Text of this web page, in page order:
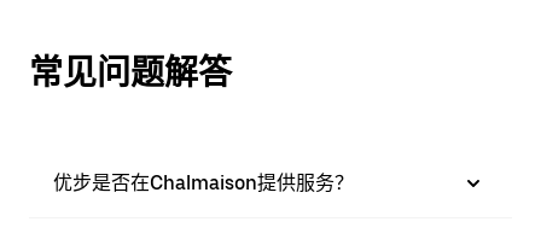
常见问题解答
优步是否在Chalmaison提供服务？